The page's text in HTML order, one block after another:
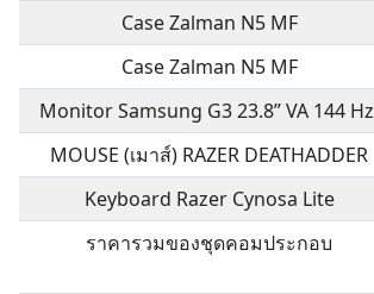
Case Zalman N5 MF
Case Zalman N5 MF
Monitor Samsung G3 23.8” VA 144 Hz
MOUSE (เมาส์) RAZER DEATHADDER
Keyboard Razer Cynosa Lite
ราคารวมของชุดคอมประกอบ